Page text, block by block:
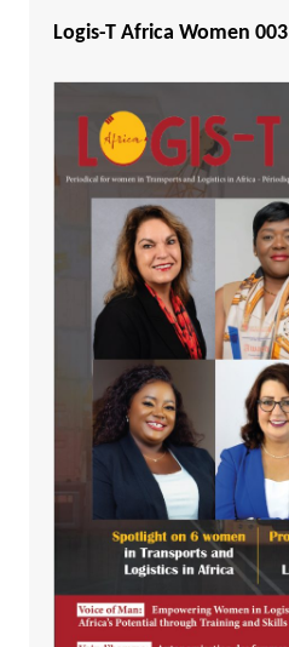
Logis-T Africa Women 003